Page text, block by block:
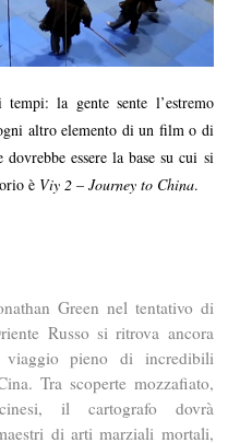
tempi: la gente sente l’estremo
altro elemento di un film o di
essere la base su cui si
è Viy 2 – Journey to China.
Green nel tentativo di
Russo si ritrova ancora
pieno di incredibili
Tra scoperte mozzafiato,
il cartografo dovrà
di arti marziali mortali,